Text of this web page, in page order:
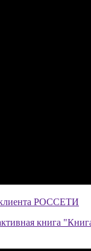
клиента РОССЕТИ
книга